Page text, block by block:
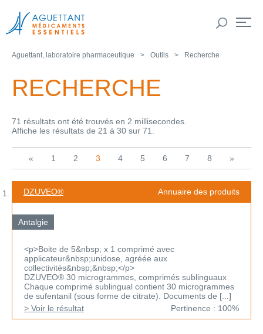
Aguettant, laboratoire pharmaceutique Outils Recherche
RECHERCHE
71 résultats ont été trouvés en 2 millisecondes.
Affiche les résultats de 21 à 30 sur 71.
« 1 2 3 4 5 6 7 8 »
DZUVEO® Annuaire des produits
Antalgie
<p>Boite de 5&nbsp; x 1 comprimé avec
applicateur&nbsp;unidose, agréée aux
collectivités&nbsp;&nbsp;</p>
DZUVEO® 30 microgrammes, comprimés sublinguaux
Chaque comprimé sublingual contient 30 microgrammes
de sufentanil (sous forme de citrate). Documents de [...]
> Voir le résultat
Pertinence : 100%